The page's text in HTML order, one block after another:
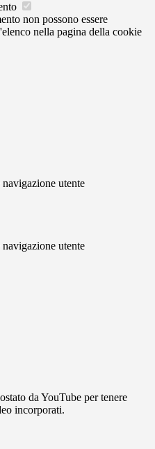
non possono essere
nella pagina della cookie
utente
utente
da YouTube per tenere
incorporati.